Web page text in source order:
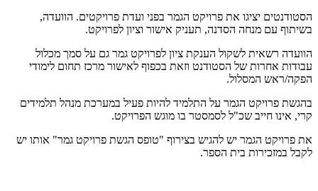
הסטודנטים יציגו את פרויקט הגמר בפני ועדת פרויקטים. הוועדה,
בשיתוף עם מנחה הסדנה, תעניק אישור וציון לפרויקט.
הוועדה רשאית לשקול הענקת ציון לפרויקט גמר גם על סמך מכלול
עבודות אחרות של הסטודנט וזאת בכפוף לאישור מרכז תחום לימודי
הפקה/ראש המסלול.
בהגשת פרויקט הגמר על התלמיד להיות פעיל במערכת מנהל תלמידים
קרי, אינו חייב שכ"ל לסמסטר בו מוגש הפרויקט.
את פרויקט הגמר יש להגיש בצירוף "טופס הגשת פרויקט גמר" אותו יש
לקבל במזכירות בית הספר.